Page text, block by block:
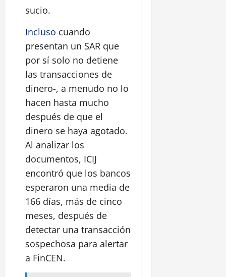
sucio.
Incluso cuando
presentan un SAR que
por sí solo no detiene
las transacciones de
dinero-, a menudo no lo
hacen hasta mucho
después de que el
dinero se haya agotado.
Al analizar los
documentos, ICIJ
encontró que los bancos
esperaron una media de
166 días, más de cinco
meses, después de
detectar una transacción
sospechosa para alertar
a FinCEN.